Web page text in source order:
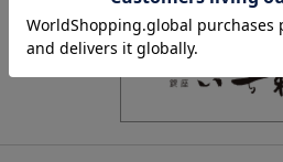
関連サイト